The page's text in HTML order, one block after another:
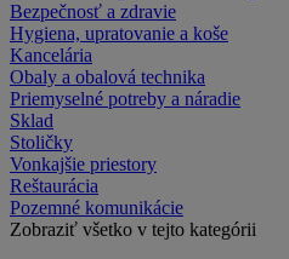
Bezpečnosť a zdravie
Hygiena, upratovanie a koše
Kancelária
Obaly a obalová technika
Priemyselné potreby a náradie
Sklad
Stoličky
Vonkajšie priestory
Reštaurácia
Pozemné komunikácie
Zobraziť všetko v tejto kategórii